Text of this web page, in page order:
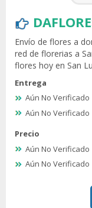
Envío de flores a
red de florerias a
flores hoy en San
Entrega
Aún No Verificado
Aún No Verificado
Precio
Aún No Verificado
Aún No Verificado